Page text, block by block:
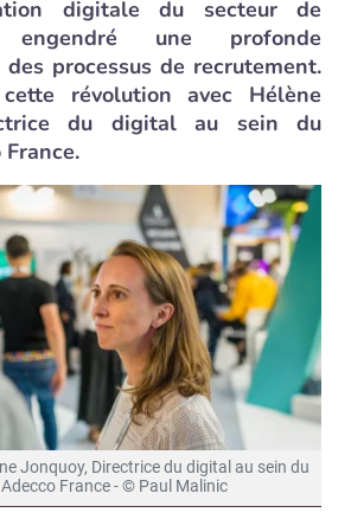
digitale du secteur de
une profonde
processus de recrutement.
révolution avec Hélène
du digital au sein du
France.
Jonquoy, Directrice du digital au sein du
France - © Paul Malinic